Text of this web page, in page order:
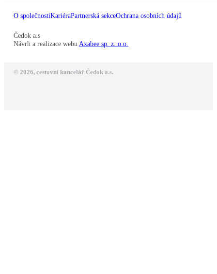
O společnostiKariéraPartnerská sekceOchrana osobních údajů
Čedok a.s
Návrh a realizace webu Axabee sp. z. o.o.
© 2026, cestovní kancelář Čedok a.s.